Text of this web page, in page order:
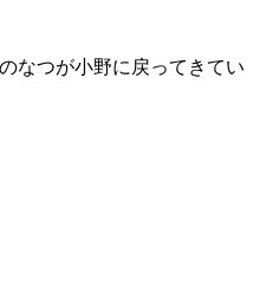
なつが小野に戻ってきてい